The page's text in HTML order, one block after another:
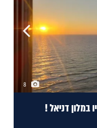
במלון דניאל !